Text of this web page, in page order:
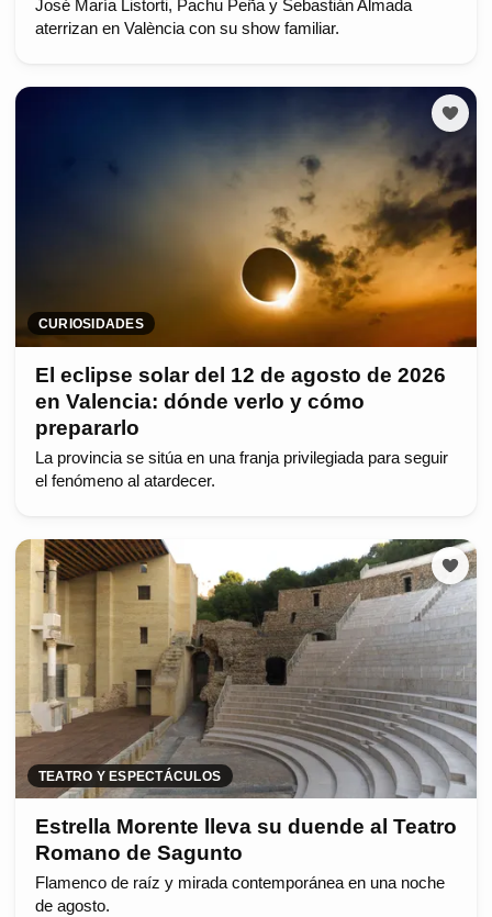
José María Listorti, Pachu Peña y Sebastián Almada
aterrizan en València con su show familiar.
CURIOSIDADES
El eclipse solar del 12 de agosto de 2026
en Valencia: dónde verlo y cómo
prepararlo
La provincia se sitúa en una franja privilegiada para seguir
el fenómeno al atardecer.
TEATRO Y ESPECTÁCULOS
Estrella Morente lleva su duende al Teatro
Romano de Sagunto
Flamenco de raíz y mirada contemporánea en una noche
de agosto.